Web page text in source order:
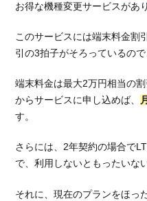
お得な機種変更サービスがあ
このサービスには端末料金割
引の3拍子がそろっているので
端末料金は最大2万円相当の
からサービスに申し込めば、
す。
さらには、2年契約の場合で
で、利用しないともったいな
それに、現在のプランをほっ